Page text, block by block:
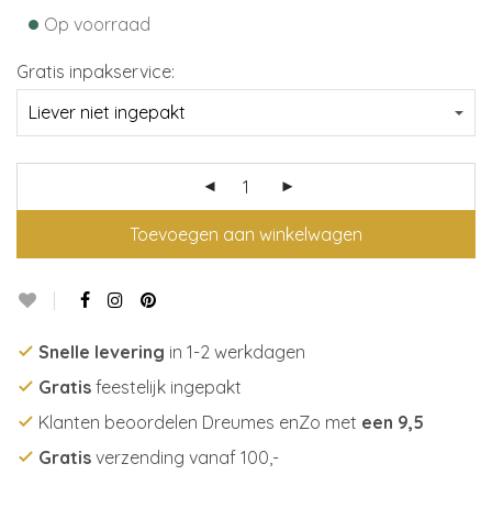
• Op voorraad
Gratis inpakservice:
Toevoegen aan winkelwagen
Snelle levering in 1-2 werkdagen
Gratis feestelijk ingepakt
Klanten beoordelen Dreumes enZo met een 9,5
Gratis verzending vanaf 100,-